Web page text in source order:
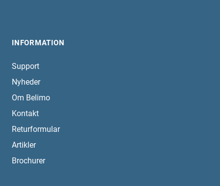
INFORMATION
Support
Nyheder
Om Belimo
Kontakt
Returformular
Artikler
Brochurer